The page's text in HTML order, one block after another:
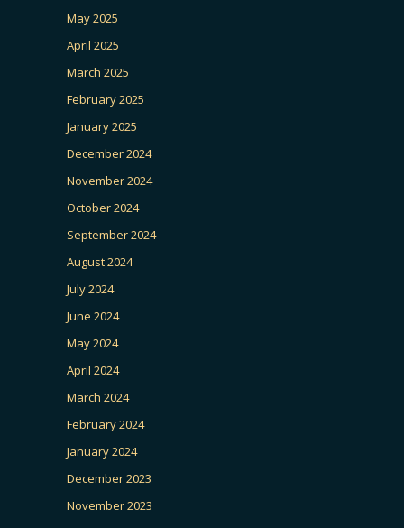
May 2025
April 2025
March 2025
February 2025
January 2025
December 2024
November 2024
October 2024
September 2024
August 2024
July 2024
June 2024
May 2024
April 2024
March 2024
February 2024
January 2024
December 2023
November 2023